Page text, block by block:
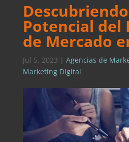
Potencial del
de Mercado
Jul 5, 2023 | Agencias de
Marketing Digital